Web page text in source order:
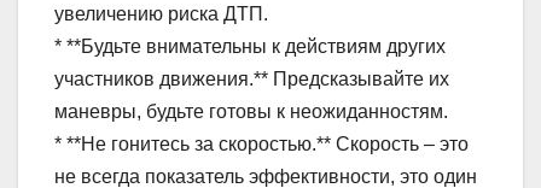
увеличению риска ДТП.
* **Будьте внимательны к действиям других
участников движения.** Предсказывайте их
маневры, будьте готовы к неожиданностям.
* **Не гонитесь за скоростью.** Скорость – это
не всегда показатель эффективности, это один